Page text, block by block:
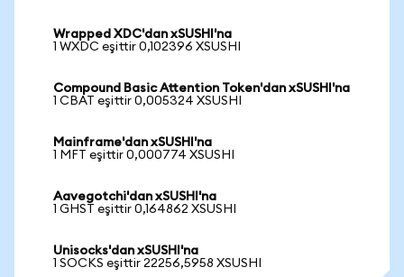
Wrapped XDC'dan xSUSHI'na
1 WXDC eşittir 0,102396 XSUSHI
Compound Basic Attention Token'dan xSUSHI'na
1 CBAT eşittir 0,005324 XSUSHI
Mainframe'dan xSUSHI'na
1 MFT eşittir 0,000774 XSUSHI
Aavegotchi'dan xSUSHI'na
1 GHST eşittir 0,164862 XSUSHI
Unisocks'dan xSUSHI'na
1 SOCKS eşittir 22256,5958 XSUSHI